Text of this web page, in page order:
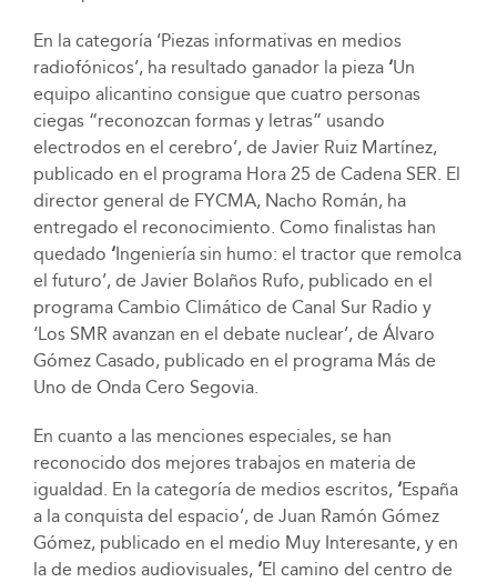
En la categoría ‘Piezas informativas en medios
radiofónicos’, ha resultado ganador la pieza‘Un
equipo alicantino consigue que cuatro personas
ciegas “reconozcan formas y letras” usando
electrodos en el cerebro’, de Javier Ruiz Martínez,
publicado en el programa Hora 25 de Cadena SER. El
director general de FYCMA, Nacho Román, ha
entregado el reconocimiento. Como finalistas han
quedado ‘Ingeniería sin humo: el tractor que remolca
el futuro’, de Javier Bolaños Rufo, publicado en el
programa Cambio Climático de Canal Sur Radio y
‘Los SMR avanzan en el debate nuclear’, de Álvaro
Gómez Casado, publicado en el programa Más de
Uno de Onda Cero Segovia.
En cuanto a las menciones especiales, se han
reconocido dos mejores trabajos en materia de
igualdad. En la categoría de medios escritos, ‘España
a la conquista del espacio’, de Juan Ramón Gómez
Gómez, publicado en el medio Muy Interesante, y en
la de medios audiovisuales, ‘El camino del centro de